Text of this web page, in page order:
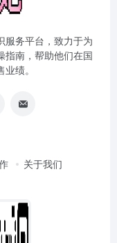
服务平台，致力于为
指南，帮助他们在国
绩。
关于我们